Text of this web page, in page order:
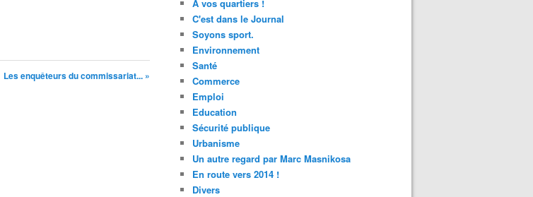
Les enquêteurs du commissariat... »
A vos quartiers !
C'est dans le Journal
Soyons sport.
Environnement
Santé
Commerce
Emploi
Education
Sécurité publique
Urbanisme
Un autre regard par Marc Masnikosa
En route vers 2014 !
Divers